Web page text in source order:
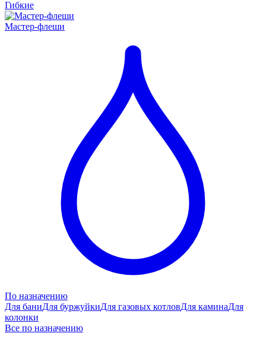
Гибкие
Мастер-флеши
По назначению
Для баниДля буржуйкиДля газовых котловДля каминаДля
колонки
Все по назначению